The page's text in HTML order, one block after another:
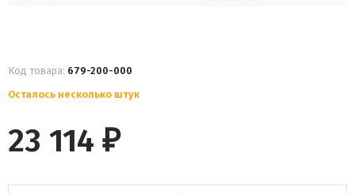
Код товара: 679-200-000
Осталось несколько штук
23 114 ₽